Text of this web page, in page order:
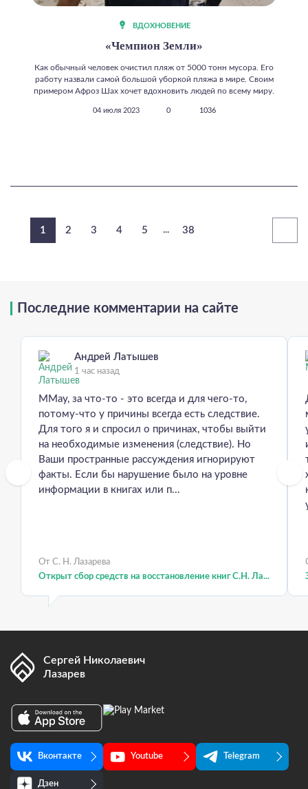
ВДОХНОВЕНИЕ
«Чемпион Земли»
Как обычный человек очистил пляж от 5000 тонн мусора. Его
работу назвали самой большой уборкой пляжа в мире. Своим
примером Афроз Шах хочет вдохновить людей по всему миру.
04 июля 2023 0 1036
1 2 3 4 5 ... 38
Последние комментарии на сайте
Андрей Латышев
1 час назад
MMay, за что-то - это всегда и для чего-то,
потому-что у причины всегда есть следствие.
Для того я и спросил о причинах, чтобы выйти
на необходимые изменения (следствие). Но
Ваши пространные рассуждения игнорируют
факты. Если бы нарушение было на уровне
информации в книгах или п...
От С. Н. Лазарева
Открыт сбор средств на восстановление книг С.Н. Ла...
Сергей Николаевич
Лазарев
Вконтакте Youtube Telegram
Дзен